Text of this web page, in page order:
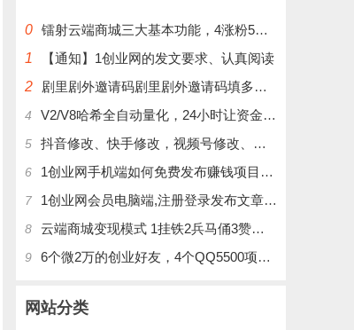
0 镭射云端商城三大基本功能，4涨粉5涨播放量6挂铁，为你揭开真实的面纱!
1
【通知】1创业网的发文要求、认真阅读
2
剧里剧外邀请码剧里剧外邀请码填多少呢？
4 V2/V8哈希全自动量化，24小时让资金为你打工！
5 抖音修改、快手修改，视频号修改、大屏修改|橱窗修改|抖店修改|、招代理可单独购买
6 1创业网手机端如何免费发布赚钱项目文章
7 1创业网会员电脑端,注册登录发布文章,操作介绍
8 云端商城变现模式 1挂铁2兵马俑3赞刷4涨粉，带你玩.赚风口项日
9 6个微2万的创业好友，4个QQ5500项目好友，QQ每天在线人数2400人、承接朋友圈广告投放
网站分类